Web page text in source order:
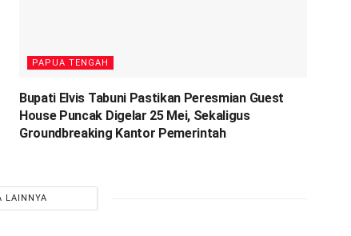
PAPUA TENGAH
Bupati Elvis Tabuni Pastikan Peresmian Guest
House Puncak Digelar 25 Mei, Sekaligus
Groundbreaking Kantor Pemerintah
LAINNYA